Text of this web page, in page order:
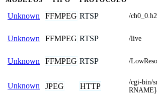
Unknown FFMPEG RTSP /
Unknown FFMPEG RTSP /live
Unknown FFMPEG RTSP /
Unknown JPEG HTTP
/cgi-bin/